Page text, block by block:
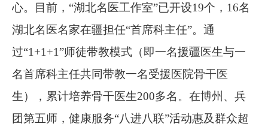
心。目前， “湖北名医工作室”已开设19个， 16名
湖北名医名家在疆担任“首席科主任”。通
过“1+1+1”师徒带教模式（即一名援疆医生与一
名首席科主任共同带教一名受援医院骨干医
生），累计培养骨干医生200多名。在博州、兵
团第五师，健康服务“八进八联”活动惠及群众超